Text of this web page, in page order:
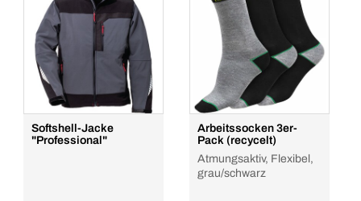
Softshell-Jacke
"Professional"
Arbeitssocken 3er-
Pack (recycelt)
Atmungsaktiv, Flexibel,
grau/schwarz